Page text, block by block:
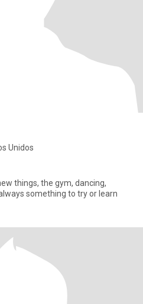
Unidos
things, the gym, dancing,
something to try or learn